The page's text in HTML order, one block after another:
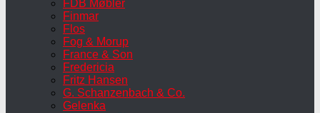
FDB Møbler
Finmar
Flos
Fog & Morup
France & Son
Fredericia
Fritz Hansen
G. Schanzenbach & Co.
Gelenka